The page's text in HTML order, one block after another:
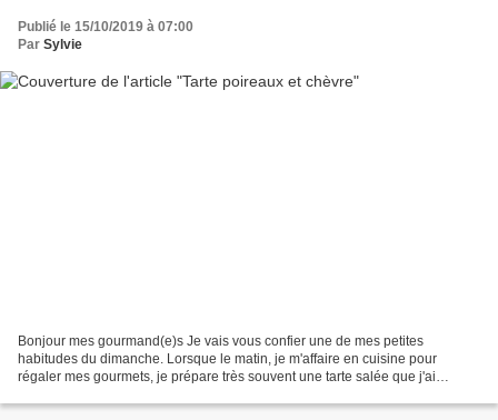
Publié le 15/10/2019 à 07:00
Par Sylvie
Bonjour mes gourmand(e)s Je vais vous confier une de mes petites
habitudes du dimanche. Lorsque le matin, je m'affaire en cuisine pour
régaler mes gourmets, je prépare très souvent une tarte salée que j'ai